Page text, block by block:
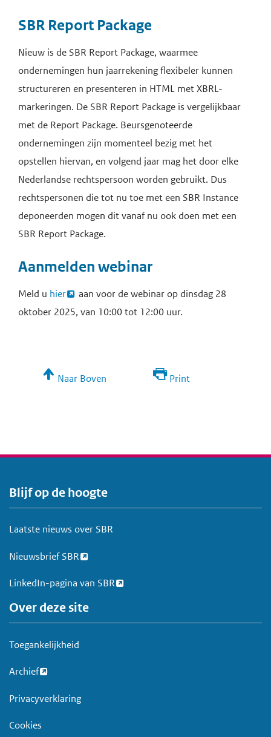
SBR Report Package
Nieuw is de SBR Report Package, waarmee
ondernemingen hun jaarrekening flexibeler kunnen
structureren en presenteren in HTML met XBRL-
markeringen. De SBR Report Package is vergelijkbaar
met de Report Package. Beursgenoteerde
ondernemingen zijn momenteel bezig met het
opstellen hiervan, en volgend jaar mag het door elke
Nederlandse rechtspersoon worden gebruikt. Dus
rechtspersonen die tot nu toe met een SBR Instance
deponeerden mogen dit vanaf nu ook doen met een
SBR Report Package.
Aanmelden webinar
Meld u hier
aan voor de webinar op dinsdag 28
oktober 2025, van 10:00 tot 12:00 uur.
Naar Boven Print
V
o
e
Blijf op de hoogte
Laatste nieuws over SBR
Nieuwsbrief SBR
LinkedIn-pagina van SBR
Over deze site
Toegankelijkheid
Archief
Privacyverklaring
Cookies